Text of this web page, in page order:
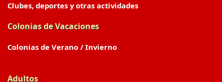
Clubes, deportes y otras actividades
Colonias de Vacaciones
Colonias de Verano / Invierno
Adultos